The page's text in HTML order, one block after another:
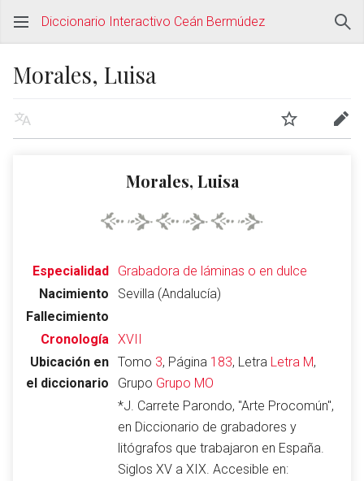
Abrir menú principal
Diccionario Interactivo Ceán Bermúdez
Morales, Luisa
Morales, Luisa
Especialidad
Grabadora de láminas o en dulce
Nacimiento
Sevilla (Andalucía)
Fallecimiento
Cronología XVII
Ubicación en
el diccionario
Tomo 3, Página 183, Letra Letra M,
Grupo Grupo MO
*J. Carrete Parondo, "Arte Procomún",
en Diccionario de grabadores y
litógrafos que trabajaron en España.
Siglos XV a XIX. Accesible en: